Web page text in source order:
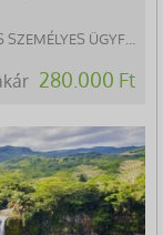
ÜGYFÉLFOGADÁS)
280.000 Ft